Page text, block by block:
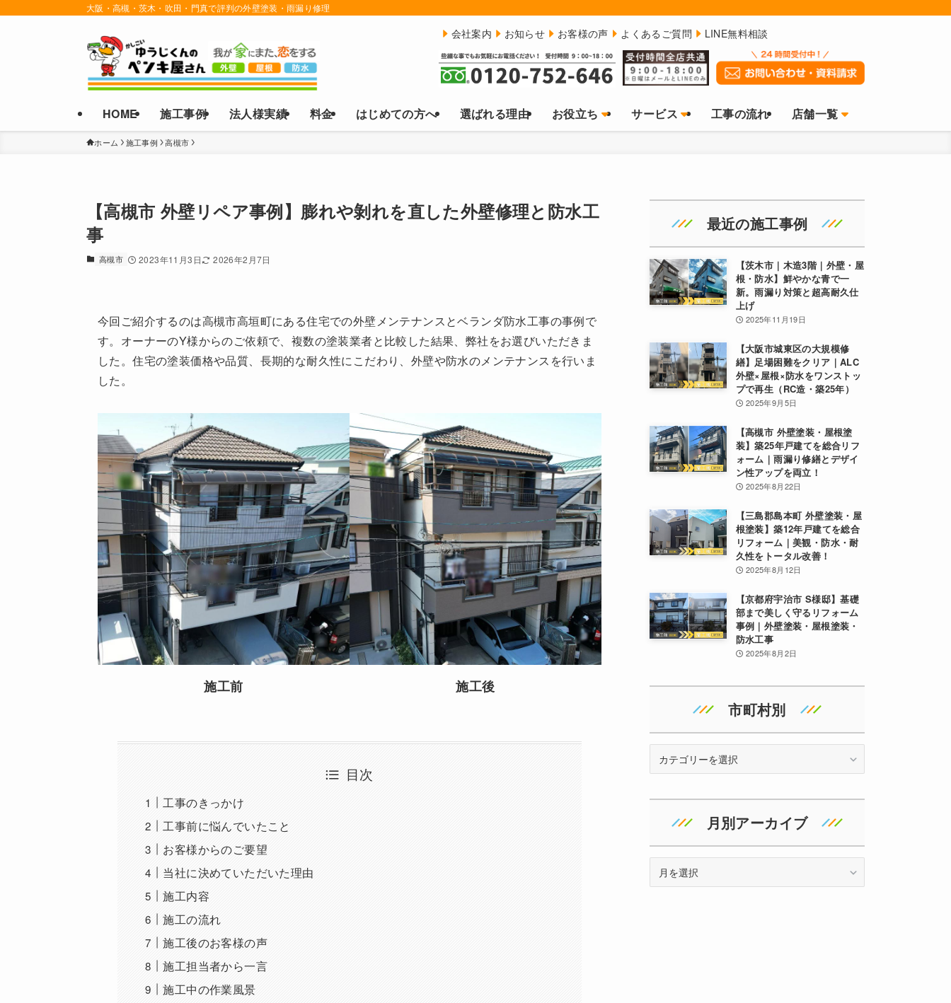
大阪・高槻・茨木・吹田・門真で評判の外壁塗装・雨漏り修理
HOME 施工事例 法人様実績 料金 はじめての方へ 選ばれる理由 お役立ち サービス 工事の流れ 店舗一覧
会社案内 お知らせ お客様の声 よくあるご質問 LINE無料相談
ホーム 施工事例 高槻市
【高槻市 外壁リペア事例】膨れや剝れを直した外壁修理と防水工
事
高槻市 2023年11月3日 2026年2月7日
今回ご紹介するのは高槻市高垣町にある住宅での外壁メンテナンスとベランダ防水工事の事例で
す。オーナーのY様からのご依頼で、複数の塗装業者と比較した結果、弊社をお選びいただきま
した。住宅の塗装価格や品質、長期的な耐久性にこだわり、外壁や防水のメンテナンスを行いま
した。
施工前 施工後
目次
工事のきっかけ
工事前に悩んでいたこと
お客様からのご要望
当社に決めていただいた理由
施工内容
施工の流れ
施工後のお客様の声
施工担当者から一言
施工中の作業風景
最近の施工事例
【茨木市｜木造3階｜外壁・屋
根・防水】鮮やかな青で一
新。雨漏り対策と超高耐久仕
上げ
2025年11月19日
【大阪市城東区の大規模修
繕】足場困難をクリア｜ALC
外壁×屋根×防水をワンストッ
プで再生（RC造・築25年）
2025年9月5日
【高槻市 外壁塗装・屋根塗
装】築25年戸建てを総合リフ
ォーム｜雨漏り修繕とデザイ
ン性アップを両立！
2025年8月22日
【三島郡島本町 外壁塗装・屋
根塗装】築12年戸建てを総合
リフォーム｜美観・防水・耐
久性をトータル改善！
2025年8月12日
【京都府宇治市 S様邸】基礎
部まで美しく守るリフォーム
事例｜外壁塗装・屋根塗装・
防水工事
2025年8月2日
市町村別
月別アーカイブ